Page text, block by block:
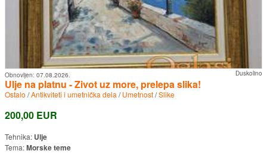
Duskolino
Obnovljen: 07.08.2026.
Ulje na platnu - Zivot uz more, prelepa slika!
Ostalo /Antikviteti i umetnička dela /Umetnost/Slike
200,00 EUR
Tehnika: Ulje
Tema:Morske teme